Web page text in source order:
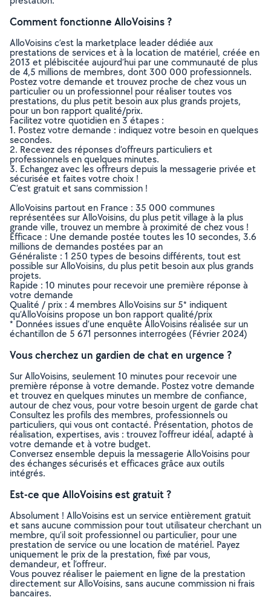
Comment fonctionne AlloVoisins ?
AlloVoisins c’est la marketplace leader dédiée aux
prestations de services et à la location de matériel, créée en
2013 et plébiscitée aujourd’hui par une communauté de plus
de 4,5 millions de membres, dont 300 000 professionnels.
Postez votre demande et trouvez proche de chez vous un
particulier ou un professionnel pour réaliser toutes vos
prestations, du plus petit besoin aux plus grands projets,
pour un bon rapport qualité/prix.
Facilitez votre quotidien en 3 étapes :
1. Postez votre demande : indiquez votre besoin en quelques
secondes.
2. Recevez des réponses d’offreurs particuliers et
professionnels en quelques minutes.
3. Echangez avec les offreurs depuis la messagerie privée et
sécurisée et faites votre choix !
C’est gratuit et sans commission !
AlloVoisins partout en France : 35 000 communes
représentées sur AlloVoisins, du plus petit village à la plus
grande ville, trouvez un membre à proximité de chez vous !
Efficace : Une demande postée toutes les 10 secondes, 3.6
millions de demandes postées par an
Généraliste : 1 250 types de besoins différents, tout est
possible sur AlloVoisins, du plus petit besoin aux plus grands
projets.
Rapide : 10 minutes pour recevoir une première réponse à
votre demande
Qualité / prix : 4 membres AlloVoisins sur 5* indiquent
qu’AlloVoisins propose un bon rapport qualité/prix
* Données issues d’une enquête AlloVoisins réalisée sur un
échantillon de 5 671 personnes interrogées (Février 2024)
Vous cherchez un gardien de chat en urgence ?
Sur AlloVoisins, seulement 10 minutes pour recevoir une
première réponse à votre demande. Postez votre demande
et trouvez en quelques minutes un membre de confiance,
autour de chez vous, pour votre besoin urgent de garde chat
Consultez les profils des membres, professionnels ou
particuliers, qui vous ont contacté. Présentation, photos de
réalisation, expertises, avis : trouvez l'offreur idéal, adapté à
votre demande et à votre budget.
Conversez ensemble depuis la messagerie AlloVoisins pour
des échanges sécurisés et efficaces grâce aux outils
intégrés.
Est-ce que AlloVoisins est gratuit ?
Absolument ! AlloVoisins est un service entièrement gratuit
et sans aucune commission pour tout utilisateur cherchant un
membre, qu’il soit professionnel ou particulier, pour une
prestation de service ou une location de matériel. Payez
uniquement le prix de la prestation, fixé par vous,
demandeur, et l’offreur.
Vous pouvez réaliser le paiement en ligne de la prestation
directement sur AlloVoisins, sans aucune commission ni frais
bancaires.